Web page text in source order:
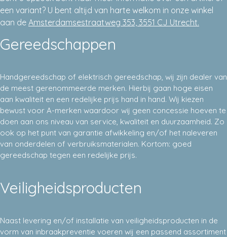
een variant? U bent altijd van harte welkom in onze winkel
aan de Amsterdamsestraatweg 353, 3551 CJ Utrecht.
Gereedschappen
Handgereedschap of elektrisch gereedschap, wij zijn dealer van
de meest gerenommeerde merken. Hierbij gaan hoge eisen
aan kwaliteit en een redelijke prijs hand in hand. Wij kiezen
bewust voor A-merken waardoor wij geen concessie hoeven te
doen aan ons niveau van service, kwaliteit en duurzaamheid. Zo
ook op het punt van garantie afwikkeling en/of het naleveren
van onderdelen of verbruiksmaterialen. Kortom: goed
gereedschap tegen een redelijke prijs.
Veiligheidsproducten
Naast levering en/of installatie van veiligheidsproducten in de
vorm van inbraakpreventie voeren wij een passend assortiment